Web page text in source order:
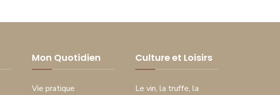
Mon Quotidien
Vie pratique
Culture et Loisirs
Le vin, la truffe, la